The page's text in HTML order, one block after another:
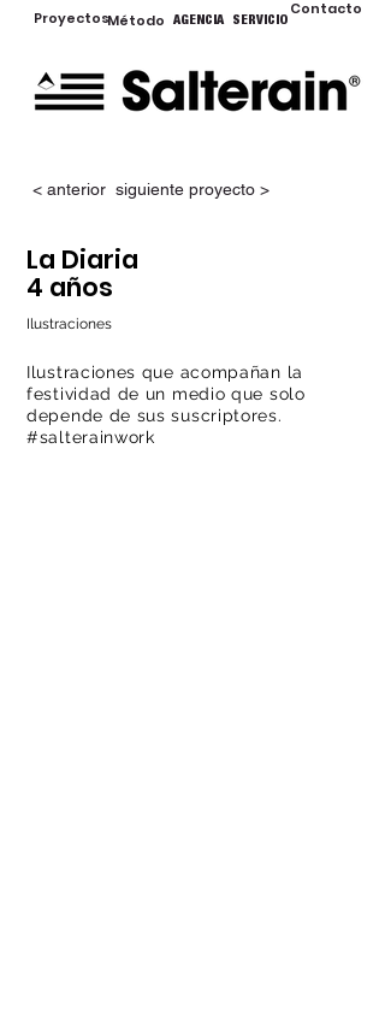
ProyectosMétodo AGENCIA SERVICIO
Contacto
< anterior siguiente proyecto >
La Diaria
4 años
Ilustraciones
Ilustraciones que acompañan la
festividad de un medio que solo
depende de sus suscriptores.
#salterainwork